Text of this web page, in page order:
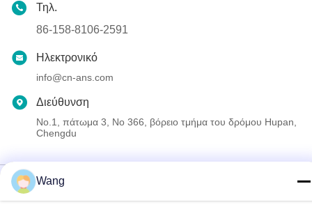
Τηλ.
86-158-8106-2591
Ηλεκτρονικό
info@cn-ans.com
Διεύθυνση
No.1, πάτωμα 3, Νο 366, βόρειο τμήμα του δρόμου Hupan,
Chengdu
Καλή ποιότητα της Κίνας Τύπος - 2 EV που χρεώνει τα καλώδια
Wang